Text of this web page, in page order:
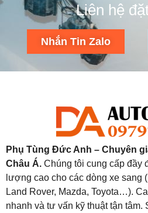
Liên hệ
Nhắn Tin Zalo
Phụ Tùng Đức Anh – Chuyên
Châu Á. Chúng tôi cung cấp đầy
lượng cao cho các dòng xe sang
Land Rover, Mazda, Toyota…).
nhanh và tư vấn kỹ thuật tận tâm.